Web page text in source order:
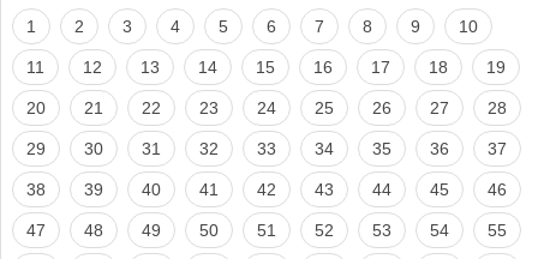
1 2 3 4 5 6 7 8 9 10
11 12 13 14 15 16 17 18 19
20 21 22 23 24 25 26 27 28
29 30 31 32 33 34 35 36 37
38 39 40 41 42 43 44 45 46
47 48 49 50 51 52 53 54 55